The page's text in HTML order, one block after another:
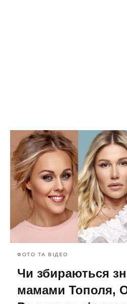
ФОТО ТА ВІДЕО
Чи збираються
мамами Тополя,